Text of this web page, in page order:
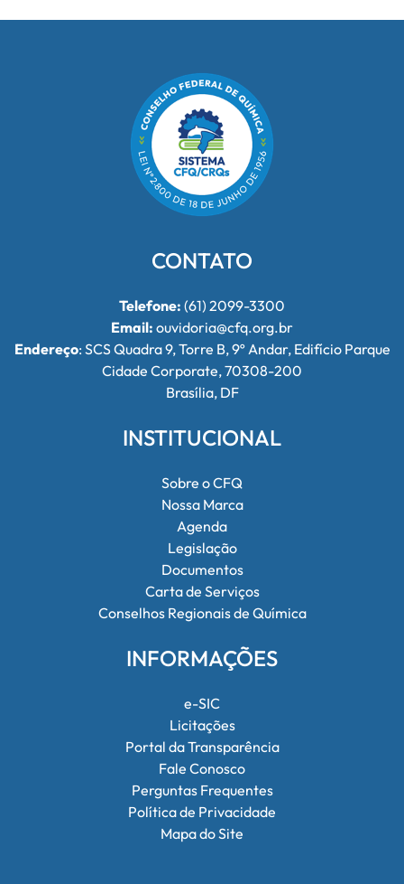
CONTATO
Telefone: (61) 2099-3300
Email: ouvidoria@cfq.org.br
Endereço: SCS Quadra 9, Torre B, 9º Andar, Edifício Parque
Cidade Corporate, 70308-200
Brasília, DF
INSTITUCIONAL
Sobre o CFQ
Nossa Marca
Agenda
Legislação
Documentos
Carta de Serviços
Conselhos Regionais de Química
INFORMAÇÕES
e-SIC
Licitações
Portal da Transparência
Fale Conosco
Perguntas Frequentes
Política de Privacidade
Mapa do Site